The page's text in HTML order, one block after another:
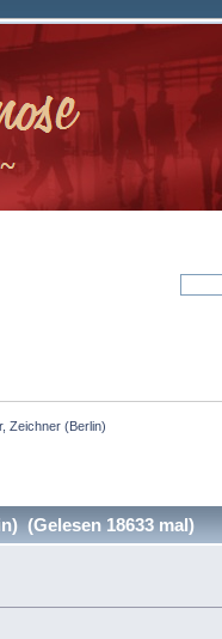
Zeichner (Berlin)
(Gelesen 18633 mal)